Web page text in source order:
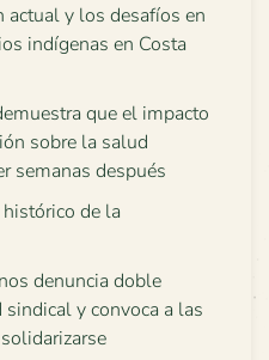
actual y los desafíos en
indígenas en Costa
que el impacto
sobre la salud
semanas después
de la
denuncia doble
y convoca a las